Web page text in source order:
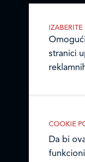
Ledo Hrvatska
Prodajni centri
Obavijest o
COOKIE
Da bi
stranici
Nužni
Nužni